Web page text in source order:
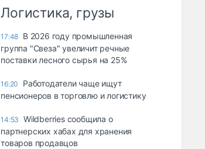
Логистика, грузы
17:48 В 2026 году промышленная
группа "Свеза" увеличит речные
поставки лесного сырья на 25%
16:20
Работодатели чаще ищут
пенсионеров в торговлю и логистику
14:53
Wildberries сообщила о
партнерских хабах для хранения
товаров продавцов